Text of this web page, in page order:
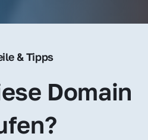
& Tipps
Domain